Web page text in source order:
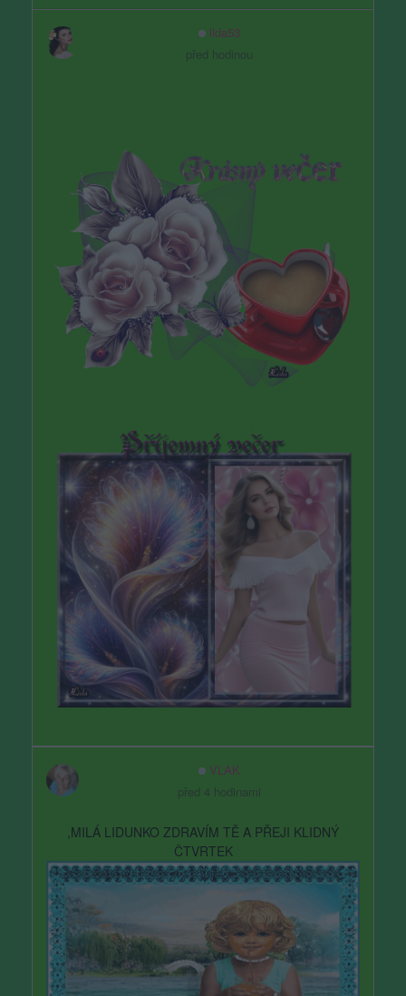
lida53
před hodinou
VLAK
před 4 hodinami
,MILÁ LIDUNKO ZDRAVÍM TĚ A PŘEJI KLIDNÝ
ČTVRTEK